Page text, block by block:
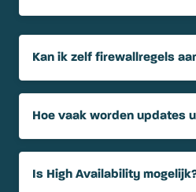
Kan ik zelf firewallregels
Hoe vaak worden updates
Is High Availability